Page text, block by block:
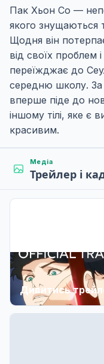
Пак Хьон Со —
якого знущаються
Щодня він
від своїх проблем
переїжджає до
середню школу. За
вперше піде до
іншому тілі, яке є
красивим.
Медіа
Трейлер і
Дивитись